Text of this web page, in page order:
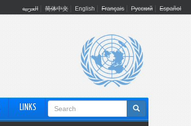
العربية 简体中文 English Français Русский Español
LINKS
Search